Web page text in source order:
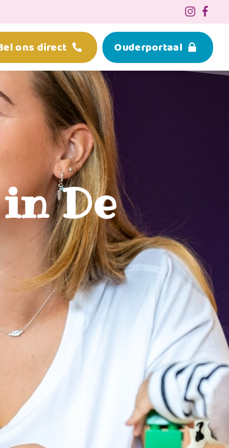
ons direct Ouderportaal
De